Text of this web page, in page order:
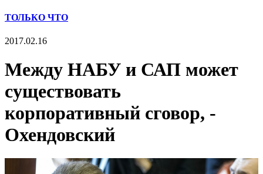
ТОЛЬКО ЧТО
2017.02.16
Между НАБУ и САП может
существовать
корпоративный сговор, -
Охендовский